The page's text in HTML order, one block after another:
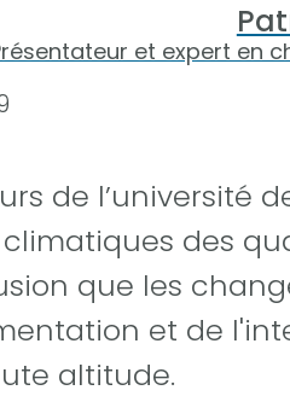
et expert en
de l’université
des
que les
et de
altitude.